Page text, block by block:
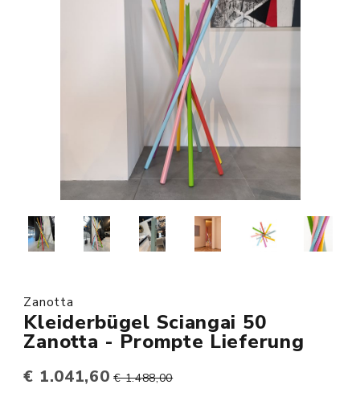
Zanotta
Kleiderbügel Sciangai 50
Zanotta - Prompte Lieferung
€ 1.041,60 € 1.488,00